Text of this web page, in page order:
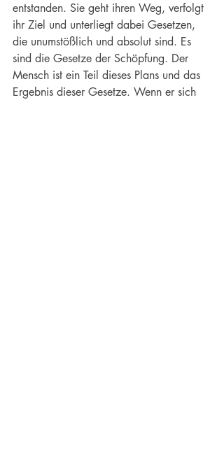
entstanden. Sie geht ihren Weg, verfolgt
ihr Ziel und unterliegt dabei Gesetzen,
die unumstößlich und absolut sind. Es
sind die Gesetze der Schöpfung. Der
Mensch ist ein Teil dieses Plans und das
Ergebnis dieser Gesetze. Wenn er sich